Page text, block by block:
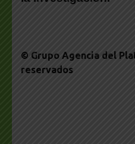
© Grupo Agencia del
reservados